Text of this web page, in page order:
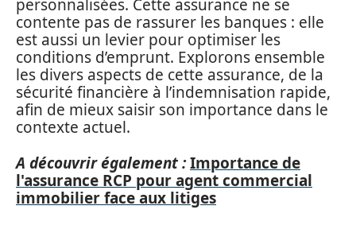
personnalisées. Cette assurance ne se
contente pas de rassurer les banques : elle
est aussi un levier pour optimiser les
conditions d’emprunt. Explorons ensemble
les divers aspects de cette assurance, de la
sécurité financière à l’indemnisation rapide,
afin de mieux saisir son importance dans le
contexte actuel.
A découvrir également :Importance de
l'assurance RCP pour agent commercial
immobilier face aux litiges